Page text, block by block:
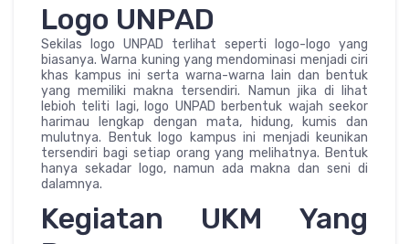
Logo UNPAD
Sekilas logo UNPAD terlihat seperti logo-logo yang
biasanya. Warna kuning yang mendominasi menjadi ciri
khas kampus ini serta warna-warna lain dan bentuk
yang memiliki makna tersendiri. Namun jika di lihat
lebioh teliti lagi, logo UNPAD berbentuk wajah seekor
harimau lengkap dengan mata, hidung, kumis dan
mulutnya. Bentuk logo kampus ini menjadi keunikan
tersendiri bagi setiap orang yang melihatnya. Bentuk
hanya sekadar logo, namun ada makna dan seni di
dalamnya.
Kegiatan UKM Yang